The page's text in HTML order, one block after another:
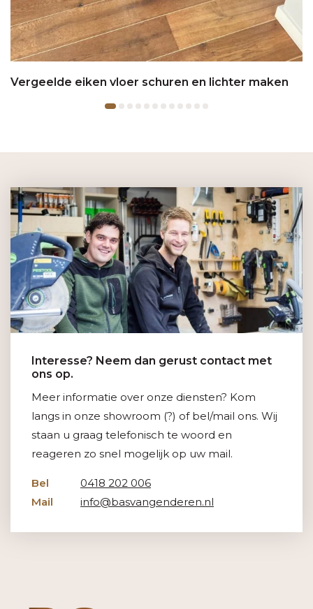
Vergeelde eiken vloer schuren en lichter maken
Interesse? Neem dan gerust contact met
ons op.
Meer informatie over onze diensten? Kom
langs in onze showroom (?) of bel/mail ons. Wij
staan u graag telefonisch te woord en
reageren zo snel mogelijk op uw mail.
Bel
0418 202 006
Mail
info@basvangenderen.nl